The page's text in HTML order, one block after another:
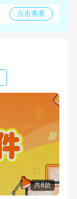
点击查看
共8款